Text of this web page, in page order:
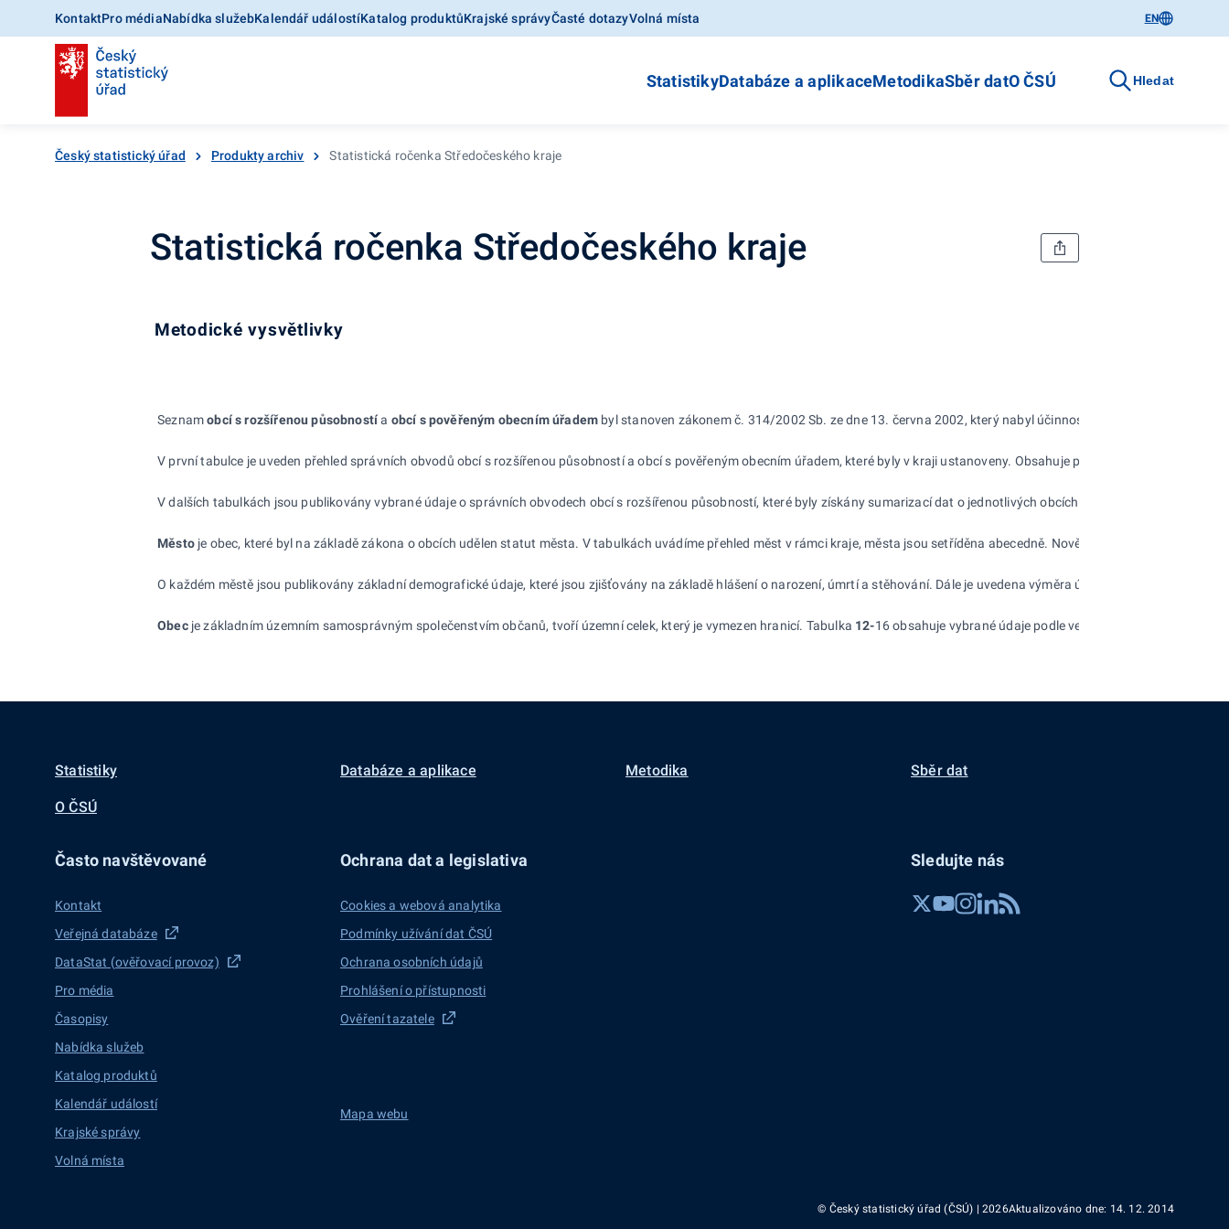
KontaktPro médiaNabídka služebKalendář událostíKatalog produktůKrajské správyČasté dotazyVolná místa EN
StatistikyDatabáze a aplikaceMetodikaSběr datO ČSÚ Hledat
Český statistický úřad Produkty archiv Statistická ročenka Středočeského kraje
Statistická ročenka Středočeského kraje
Metodické vysvětlivky
Seznamobcí s rozšířenou působnostía obcí s pověřeným obecním úřadem byl stanoven zákonem č. 314/2002 Sb. ze dne 13. června 2002, který nabyl účinnosti dnem 1. ledna
V první tabulce je uveden přehled správních obvodů obcí s rozšířenou působností a obcí s pověřeným obecním úřadem, které byly v kraji ustanoveny. Obsahuje počet obcí náležících
V dalších tabulkách jsou publikovány vybrané údaje o správních obvodech obcí s rozšířenou působností, které byly získány sumarizací dat o jednotlivých obcích. Výměra podle druhu
Městoje obec, které byl na základě zákona o obcích udělen statut města. V tabulkách uvádíme přehled měst v rámci kraje, města jsou setříděna abecedně. Nově byla zařazena tabulka
O každém městě jsou publikovány základní demografické údaje, které jsou zjišťovány na základě hlášení o narození, úmrtí a stěhování. Dále je uvedena výměra území města podle
Obec je základním územním samosprávným společenstvím občanů, tvoří územní celek, který je vymezen hranicí. Tabulka 12-16 obsahuje vybrané údaje podle velikostních skupin obcí. V
Statistiky Databáze a aplikace Metodika Sběr dat
O ČSÚ
Často navštěvované
Kontakt
Veřejná databáze
DataStat (ověřovací provoz)
Pro média
Časopisy
Nabídka služeb
Katalog produktů
Kalendář událostí
Krajské správy
Volná místa
Ochrana dat a legislativa
Cookies a webová analytika
Podmínky užívání dat ČSÚ
Ochrana osobních údajů
Prohlášení o přístupnosti
Ověření tazatele
Mapa webu
Sledujte nás
© Český statistický úřad (ČSÚ) | 2026Aktualizováno dne: 14. 12. 2014